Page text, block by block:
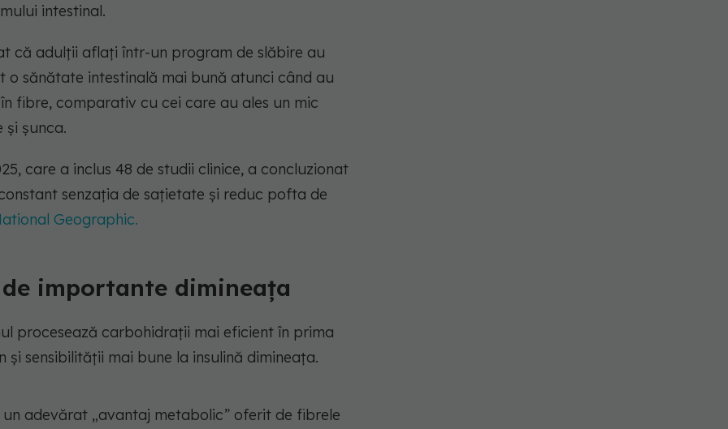
intestinal.
că adulții aflați într-un program de slăbire au
sănătate intestinală mai bună atunci când au
fibre, comparativ cu cei care au ales un mic
și șunca.
care a inclus 48 de studii clinice, a concluzionat
senzația de sațietate și reduc pofta de
Geographic.
importante dimineața
procesează carbohidrații mai eficient în prima
sensibilității mai bune la insulină dimineața.
adevărat „avantaj metabolic” oferit de fibrele